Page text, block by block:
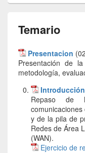
Temario
Presentacion
Presentación de
metodología,
Introducción
Repaso de
y de la pila de
Redes de Área
(WAN).
Ejercicio de